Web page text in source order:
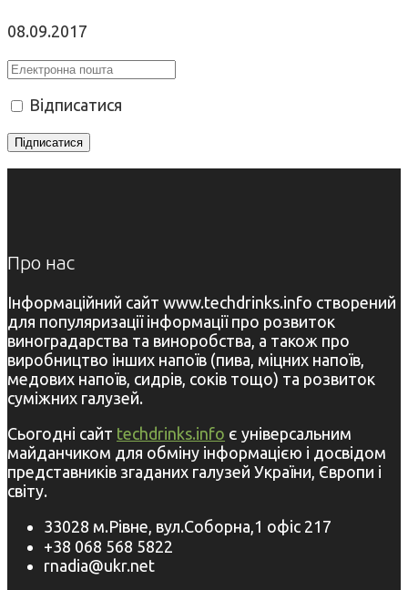
08.09.2017
Відписатися
Про нас
Інформаційний сайт www.techdrinks.info створений
для популяризації інформації про розвиток
виноградарства та виноробства, а також про
виробництво інших напоїв (пива, міцних напоїв,
медових напоїв, сидрів, соків тощо) та розвиток
суміжних галузей.
Сьогодні сайт techdrinks.info є універсальним
майданчиком для обміну інформацією і досвідом
представників згаданих галузей України, Європи і
світу.
33028 м.Рівне, вул.Соборна,1 офіс 217
+38 068 568 5822
rnadia@ukr.net